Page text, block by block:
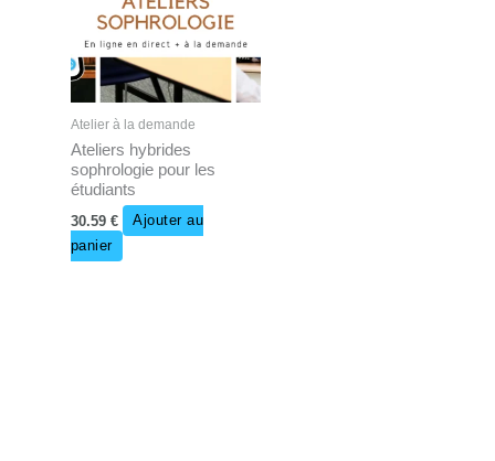
Atelier à la demande
Ateliers hybrides
sophrologie pour les
étudiants
30.59 €
Ajouter au
panier